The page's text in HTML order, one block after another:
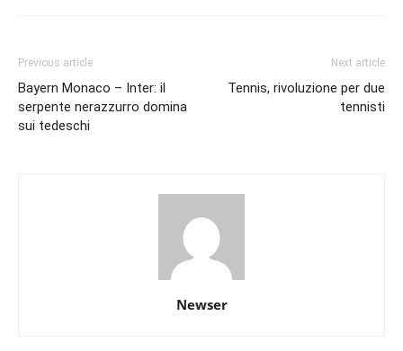
Previous article
Bayern Monaco – Inter: il
serpente nerazzurro domina
sui tedeschi
Next article
Tennis, rivoluzione per due
tennisti
Newser